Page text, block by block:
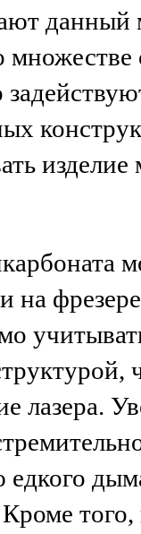
данный
на
лазера.
едкого